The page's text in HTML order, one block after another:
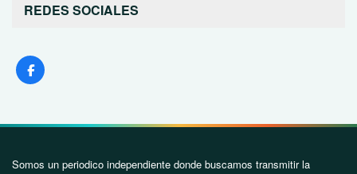
REDES SOCIALES
Somos un periodico independiente donde buscamos transmitir la